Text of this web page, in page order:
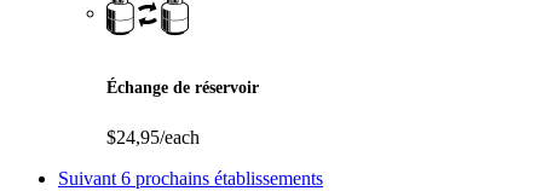
Échange de réservoir
$24,95/each
Suivant 6 prochains établissements